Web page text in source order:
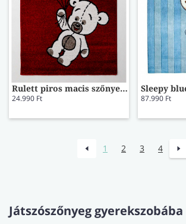
Rulett piros macis szőnyeg 5329
24.990 Ft 87.990 Ft
1 2 3 4
Játszószőnyeg gyerekszobába